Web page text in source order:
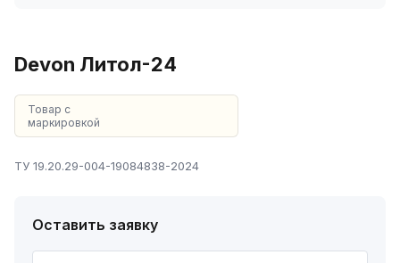
Devon Литол-24
Товар с
маркировкой
ТУ 19.20.29-004-19084838-2024
Оставить заявку